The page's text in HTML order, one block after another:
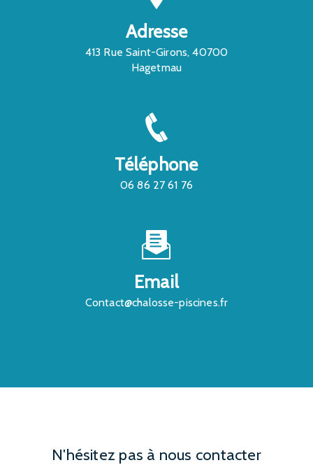
Adresse
413 Rue Saint-Girons, 40700
Hagetmau
Téléphone
06 86 27 61 76
Email
contact@chalosse-piscines.fr
N'hésitez pas à nous contacter